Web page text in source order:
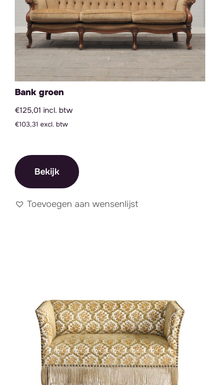
Backdrop & Frames
Backdrops & Frames
Grote items
Kleine items
Prijs
Bank groen
€125,01 incl. btw
€103,31 excl. btw
Bekijk
Toevoegen aan wensenlijst